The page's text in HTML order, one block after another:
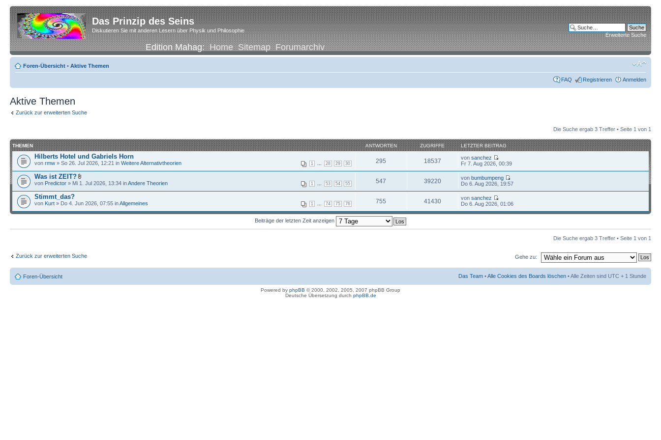
Das Prinzip des Seins
Diskutieren Sie mit anderen Lesern über Physik und Philosophie
Edition Mahag:Home Sitemap Forumarchiv
Erweiterte Suche
Foren-Übersicht • Aktive Themen
FAQ Registrieren Anmelden
Aktive Themen
Zurück zur erweiterten Suche
Die Suche ergab 3 Treffer • Seite 1 von 1
THEMEN ANTWORTEN ZUGRIFFE LETZTER BEITRAG
Hilberts Hotel und Gabriels Horn
1 28 29 30
von rmw » So 26. Jul 2026, 12:21 in Weitere Alternativtheorien 295 18537 vonsanchez
Fr 7. Aug 2026, 00:39
Was ist ZEIT?
1 53 54 55
von Predictor » Mi 1. Jul 2026, 13:34 inAndere Theorien 547 39220 vonbumbumpeng
Do 6. Aug 2026, 19:57
Stimmt_das?
1 74 75 76
von Kurt » Do 4. Jun 2026, 07:55 inAllgemeines 755 41430 vonsanchez
Do 6. Aug 2026, 01:06
Beiträge der letzten Zeit anzeigen
Die Suche ergab 3 Treffer • Seite 1 von 1
Zurück zur erweiterten Suche Gehe zu:
Foren-Übersicht Das Team •Alle Cookies des Boards löschen • Alle Zeiten sind UTC + 1 Stunde
Powered by phpBB © 2000, 2002, 2005, 2007 phpBB Group
Deutsche Übersetzung durch phpBB.de